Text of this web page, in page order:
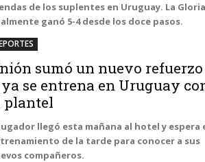
de los suplentes en Uruguay. La Gloria
ganó 5-4 desde los doce pasos.
sumó un nuevo refuerzo
se entrena en Uruguay
plantel
llegó esta mañana al hotel y espera
de la tarde para conocer a sus
compañeros.